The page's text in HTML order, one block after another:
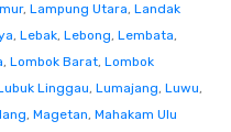
, Lampung Utara, Landak
, Lebak, Lebong, Lembata,
, Lombok Barat, Lombok
Linggau, Lumajang, Luwu,
, Magetan, Mahakam Ulu